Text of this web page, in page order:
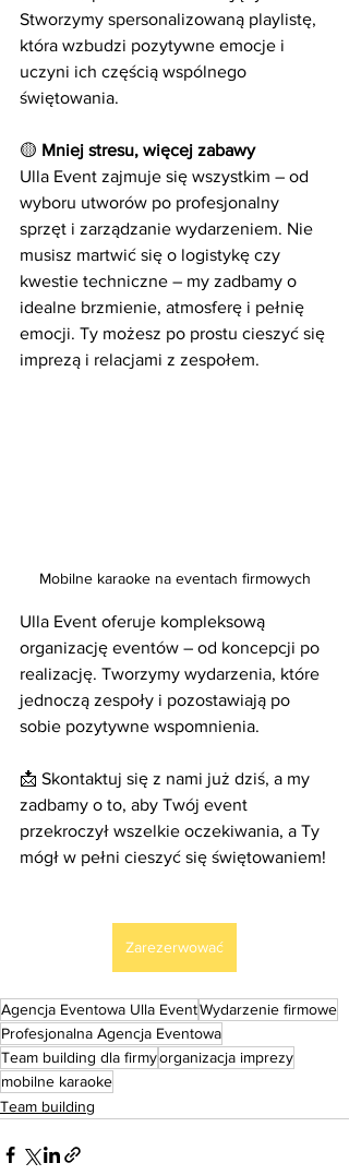
Stworzymy spersonalizowaną playlistę,
która wzbudzi pozytywne emocje i
uczyni ich częścią wspólnego
świętowania.
🟡 Mniej stresu, więcej zabawy
Ulla Event zajmuje się wszystkim – od
wyboru utworów po profesjonalny
sprzęt i zarządzanie wydarzeniem. Nie
musisz martwić się o logistykę czy
kwestie techniczne – my zadbamy o
idealne brzmienie, atmosferę i pełnię
emocji. Ty możesz po prostu cieszyć się
imprezą i relacjami z zespołem.
Mobilne karaoke na eventach firmowych
Ulla Event oferuje kompleksową
organizację eventów – od koncepcji po
realizację. Tworzymy wydarzenia, które
jednoczą zespoły i pozostawiają po
sobie pozytywne wspomnienia.
📩 Skontaktuj się z nami już dziś, a my
zadbamy o to, aby Twój event
przekroczył wszelkie oczekiwania, a Ty
mógł w pełni cieszyć się świętowaniem!
Zarezerwować
Agencja Eventowa Ulla EventWydarzenie firmowe
Profesjonalna Agencja Eventowa
Team building dla firmyorganizacja imprezy
mobilne karaoke
Team building